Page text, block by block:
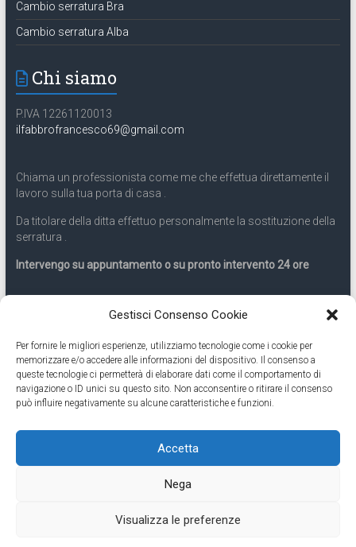
Gestisci Consenso Cookie
Per fornire le migliori esperienze, utilizziamo tecnologie come i cookie per
memorizzare e/o accedere alle informazioni del dispositivo. Il consenso a
queste tecnologie ci permetterà di elaborare dati come il comportamento di
navigazione o ID unici su questo sito. Non acconsentire o ritirare il consenso
può influire negativamente su alcune caratteristiche e funzioni.
Accetta
Nega
Visualizza le preferenze
Cambio serratura Bra
Cambio serratura Alba
Chi siamo
P.IVA 12261120013
ilfabbrofrancesco69@gmail.com
Chiama un professionista come me che effettua direttamente il
lavoro sulla tua porta di casa .
Da titolare della ditta effettuo personalmente la sostituzione della
serratura .
Intervengo su appuntamento o su pronto intervento 24 ore
Servizio 24 ore
Cell331.9899963
Eseguiamo anche lavori di apertura porte pronto intervento 24
ore
by ThemeGrill. Powered by
Contatti Cambio Serratura Torino – Sostituzione serrature 24h
Torino